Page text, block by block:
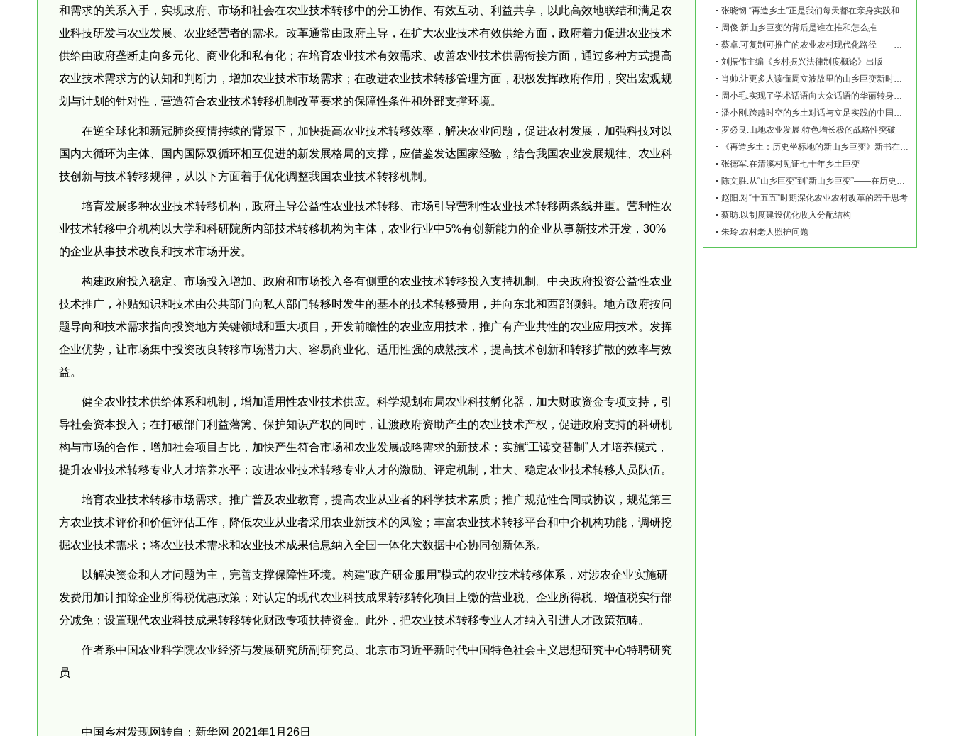
和需求的关系入手，实现政府、市场和社会在农业技术转移中的分工协作、有效互动、利益共享，以此高效地联结和满足农
业科技研发与农业发展、农业经营者的需求。改革通常由政府主导，在扩大农业技术有效供给方面，政府着力促进农业技术
供给由政府垄断走向多元化、商业化和私有化；在培育农业技术有效需求、改善农业技术供需衔接方面，通过多种方式提高
农业技术需求方的认知和判断力，增加农业技术市场需求；在改进农业技术转移管理方面，积极发挥政府作用，突出宏观规
划与计划的针对性，营造符合农业技术转移机制改革要求的保障性条件和外部支撑环境。
在逆全球化和新冠肺炎疫情持续的背景下，加快提高农业技术转移效率，解决农业问题，促进农村发展，加强科技对以
国内大循环为主体、国内国际双循环相互促进的新发展格局的支撑，应借鉴发达国家经验，结合我国农业发展规律、农业科
技创新与技术转移规律，从以下方面着手优化调整我国农业技术转移机制。
培育发展多种农业技术转移机构，政府主导公益性农业技术转移、市场引导营利性农业技术转移两条线并重。营利性农
业技术转移中介机构以大学和科研院所内部技术转移机构为主体，农业行业中5%有创新能力的企业从事新技术开发，30%
的企业从事技术改良和技术市场开发。
构建政府投入稳定、市场投入增加、政府和市场投入各有侧重的农业技术转移投入支持机制。中央政府投资公益性农业
技术推广，补贴知识和技术由公共部门向私人部门转移时发生的基本的技术转移费用，并向东北和西部倾斜。地方政府按问
题导向和技术需求指向投资地方关键领域和重大项目，开发前瞻性的农业应用技术，推广有产业共性的农业应用技术。发挥
企业优势，让市场集中投资改良转移市场潜力大、容易商业化、适用性强的成熟技术，提高技术创新和转移扩散的效率与效
益。
健全农业技术供给体系和机制，增加适用性农业技术供应。科学规划布局农业科技孵化器，加大财政资金专项支持，引
导社会资本投入；在打破部门利益藩篱、保护知识产权的同时，让渡政府资助产生的农业技术产权，促进政府支持的科研机
构与市场的合作，增加社会项目占比，加快产生符合市场和农业发展战略需求的新技术；实施“工读交替制”人才培养模式，
提升农业技术转移专业人才培养水平；改进农业技术转移专业人才的激励、评定机制，壮大、稳定农业技术转移人员队伍。
培育农业技术转移市场需求。推广普及农业教育，提高农业从业者的科学技术素质；推广规范性合同或协议，规范第三
方农业技术评价和价值评估工作，降低农业从业者采用农业新技术的风险；丰富农业技术转移平台和中介机构功能，调研挖
掘农业技术需求；将农业技术需求和农业技术成果信息纳入全国一体化大数据中心协同创新体系。
以解决资金和人才问题为主，完善支撑保障性环境。构建“政产研金服用”模式的农业技术转移体系，对涉农企业实施研
发费用加计扣除企业所得税优惠政策；对认定的现代农业科技成果转移转化项目上缴的营业税、企业所得税、增值税实行部
分减免；设置现代农业科技成果转移转化财政专项扶持资金。此外，把农业技术转移专业人才纳入引进人才政策范畴。
作者系中国农业科学院农业经济与发展研究所副研究员、北京市习近平新时代中国特色社会主义思想研究中心特聘研究
员
中国乡村发现网转自：新华网 2021年1月26日
张晓韧:“再造乡土”正是我们每天都在亲身实践和探索的事业——《再造乡土:历史坐标地的
周俊:新山乡巨变的背后是谁在推和怎么推——《再造乡土:历史坐标地的新山乡巨变》新书发
蔡卓:可复制可推广的农业农村现代化路径——《再造乡土:历史坐标地的新山乡巨变》新书发
刘振伟主编《乡村振兴法律制度概论》出版
肖帅:让更多人读懂周立波故里的山乡巨变新时代故事——《再造乡土:历史坐标地的新山乡巨
周小毛:实现了学术话语向大众话语的华丽转身——《再造乡土:历史坐标地的新山乡巨变》新
潘小刚:跨越时空的乡土对话与立足实践的中国故事——《再造乡土:历史坐标地的新山乡巨变
罗必良:山地农业发展:特色增长极的战略性突破
《再造乡土：历史坐标地的新山乡巨变》新书在赫山清溪村首发
张德军:在清溪村见证七十年乡土巨变
陈文胜:从“山乡巨变”到“新山乡巨变”——在历史坐标地观察中国乡村现代化
赵阳:对“十五五”时期深化农业农村改革的若干思考
蔡昉:以制度建设优化收入分配结构
朱玲:农村老人照护问题